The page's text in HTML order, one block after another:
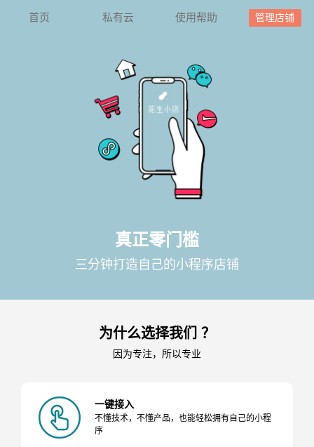
首页 私有云 使用帮助 管理店铺
真正零门槛
三分钟打造自己的小程序店铺
为什么选择我们 ？
因为专注，所以专业
一键接入
不懂技术，不懂产品，也能轻松拥有自己的小程
序